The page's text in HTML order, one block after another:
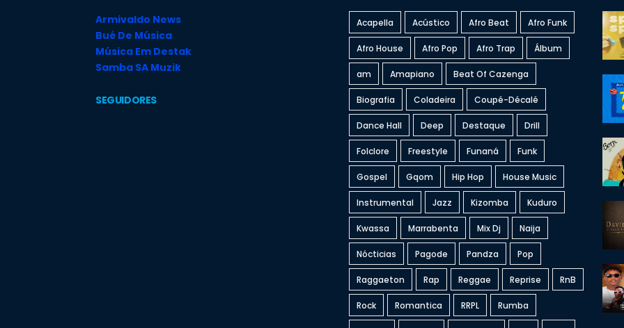
Armivaldo News
Bué De Música
Música Em Destak
Samba SA Muzik
SEGUIDORES
Acapella Acústico Afro Beat Afro Funk
Afro House Afro Pop Afro Trap Álbum
am Amapiano Beat Of Cazenga
Biografia Coladeira Coupé-Décalé
Dance Hall Deep Destaque Drill
Folclore Freestyle Funaná Funk
Gospel Gqom Hip Hop House Music
Instrumental Jazz Kizomba Kuduro
Kwassa Marrabenta Mix Dj Naija
Nócticias Pagode Pandza Pop
Raggaeton Rap Reggae Reprise RnB
Rock Romantica RRPL Rumba